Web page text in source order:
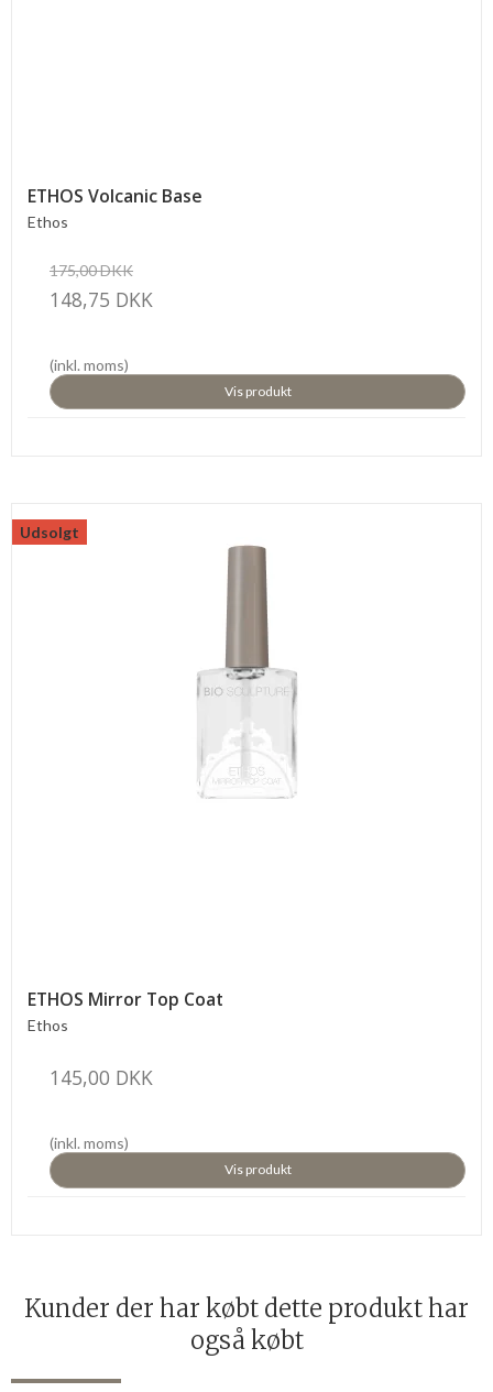
ETHOS Volcanic Base
Ethos
175,00 DKK
148,75 DKK
(inkl. moms)
Vis produkt
Udsolgt
ETHOS Mirror Top Coat
Ethos
145,00 DKK
(inkl. moms)
Vis produkt
Kunder der har købt dette produkt har
også købt